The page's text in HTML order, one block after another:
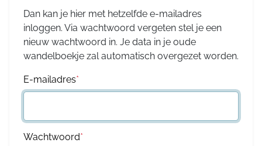
Dan kan je hier met hetzelfde e-mailadres
inloggen. Via wachtwoord vergeten stel je een
nieuw wachtwoord in. Je data in je oude
wandelboekje zal automatisch overgezet worden.
E-mailadres*
Wachtwoord*